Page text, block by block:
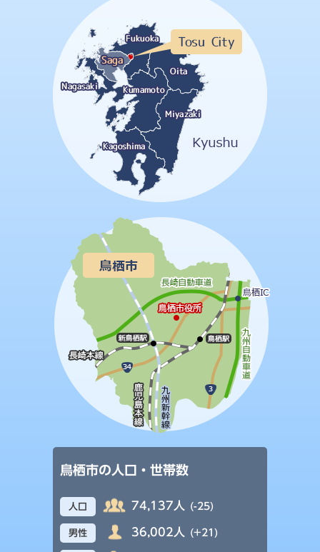
鳥栖市の人口・世帯数
人口 74,137人 (-25)
男性 36,002人 (+21)